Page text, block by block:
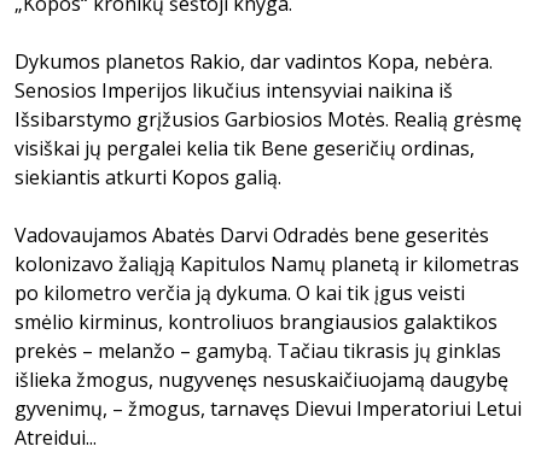
Dykumos planetos Rakio, dar vadintos Kopa, nebėra.
Senosios Imperijos likučius intensyviai naikina iš
Išsibarstymo grįžusios Garbiosios Motės. Realią grėsmę
visiškai jų pergalei kelia tik Bene geseričių ordinas,
siekiantis atkurti Kopos galią.
Vadovaujamos Abatės Darvi Odradės bene geseritės
kolonizavo žaliąją Kapitulos Namų planetą ir kilometras
po kilometro verčia ją dykuma. O kai tik įgus veisti
smėlio kirminus, kontroliuos brangiausios galaktikos
prekės – melanžo – gamybą. Tačiau tikrasis jų ginklas
išlieka žmogus, nugyvenęs nesuskaičiuojamą daugybę
gyvenimų, – žmogus, tarnavęs Dievui Imperatoriui Letui
Atreidui...